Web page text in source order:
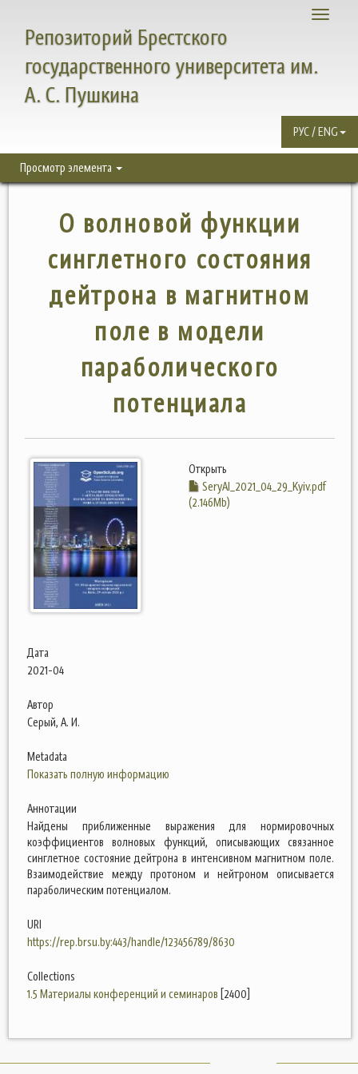
Toggle
Репозиторий Брестского
государственного университета им.
А. С. Пушкина
РУС / ENG
Просмотр элемента
О волновой функции
синглетного состояния
дейтрона в магнитном
поле в модели
параболического
потенциала
Открыть
SeryAI_2021_04_29_Kyiv.pdf
(2.146Mb)
Дата
2021-04
Автор
Серый, А. И.
Metadata
Показать полную информацию
Аннотации
Найдены приближенные выражения для нормировочных
коэффициентов волновых функций, описывающих связанное
синглетное состояние дейтрона в интенсивном магнитном поле.
Взаимодействие между протоном и нейтроном описывается
параболическим потенциалом.
URI
https://rep.brsu.by:443/handle/123456789/8630
Collections
1.5 Материалы конференций и семинаров [2400]